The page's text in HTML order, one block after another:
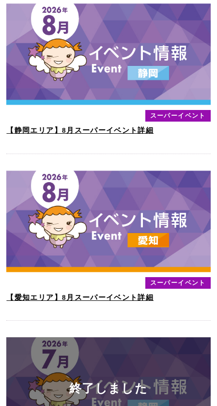
スーパーイベント
【静岡エリア】8月スーパーイベント詳細
スーパーイベント
【愛知エリア】8月スーパーイベント詳細